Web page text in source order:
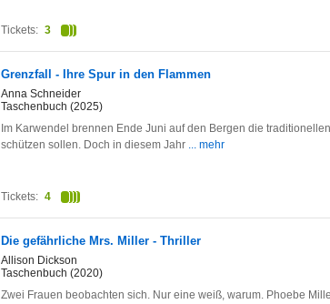
Tickets: 3
Grenzfall - Ihre Spur in den Flammen
Anna Schneider
Taschenbuch (2025)
Im Karwendel brennen Ende Juni auf den Bergen die
schützen sollen. Doch in diesem Jahr ... mehr
Tickets: 4
Die gefährliche Mrs. Miller - Thriller
Allison Dickson
Taschenbuch (2020)
Zwei Frauen beobachten sich. Nur eine weiß, warum. Phoebe